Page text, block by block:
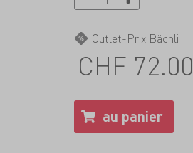
Outlet-Prix Bächli
CHF 72.00